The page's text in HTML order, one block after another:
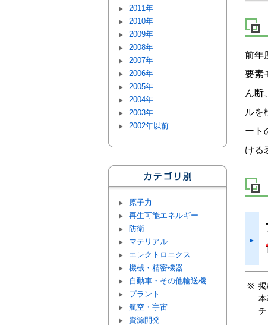
2011年
2010年
2009年
2008年
2007年
2006年
2005年
2004年
2003年
2002年以前
原子力
再生可能エネルギー
防衛
マテリアル
エレクトロニクス
機械・精密機器
自動車・その他輸送機
プラント
航空・宇宙
資源開発
前年
要素
ん断
ルを
ート
ける